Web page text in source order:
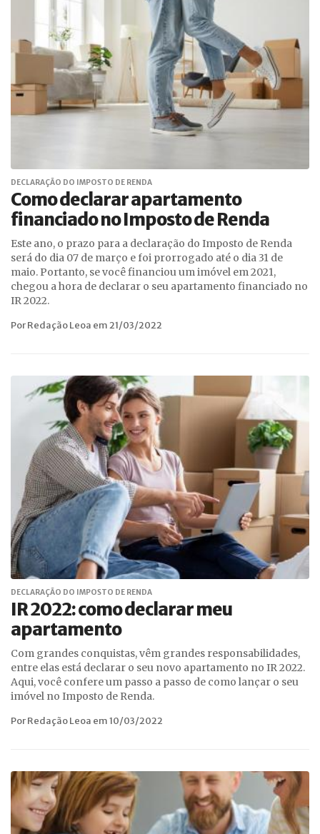
DECLARAÇÃO DO IMPOSTO DE RENDA
Como declarar apartamento
financiado no Imposto de Renda
Este ano, o prazo para a declaração do Imposto de Renda
será do dia 07 de março e foi prorrogado até o dia 31 de
maio. Portanto, se você financiou um imóvel em 2021,
chegou a hora de declarar o seu apartamento financiado no
IR 2022.
Por Redação Leoa em 21/03/2022
DECLARAÇÃO DO IMPOSTO DE RENDA
IR 2022: como declarar meu
apartamento
Com grandes conquistas, vêm grandes responsabilidades,
entre elas está declarar o seu novo apartamento no IR 2022.
Aqui, você confere um passo a passo de como lançar o seu
imóvel no Imposto de Renda.
Por Redação Leoa em 10/03/2022